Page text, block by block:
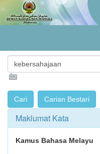
Maklumat Kata
Kamus Bahasa Melayu